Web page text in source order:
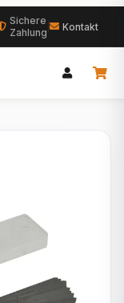
Sichere
Zahlung
Kontakt